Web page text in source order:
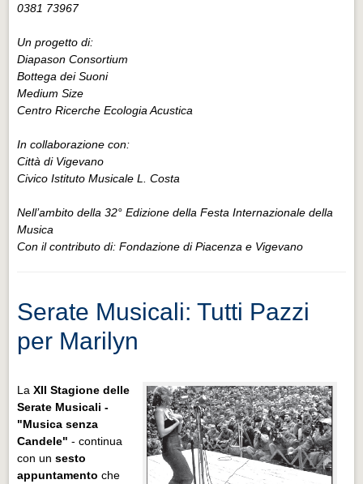
0381 73967
Un progetto di:
Diapason Consortium
Bottega dei Suoni
Medium Size
Centro Ricerche Ecologia Acustica
In collaborazione con:
Città di Vigevano
Civico Istituto Musicale L. Costa
Nell’ambito della 32° Edizione della Festa Internazionale della
Musica
Con il contributo di: Fondazione di Piacenza e Vigevano
Serate Musicali: Tutti Pazzi
per Marilyn
LaXII Stagione delle
Serate Musicali -
"Musica senza
Candele" - continua
con unsesto
appuntamento che